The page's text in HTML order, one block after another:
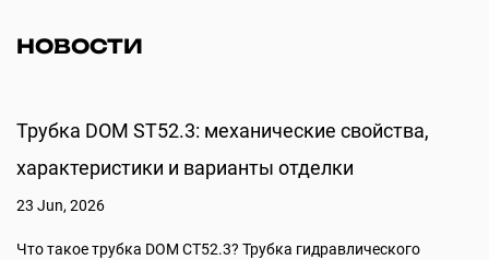
НОВОСТИ
Трубка DOM ST52.3: механические свойства,
характеристики и варианты отделки
23 Jun, 2026
Что такое трубка DOM СT52.3? Трубка гидравлического